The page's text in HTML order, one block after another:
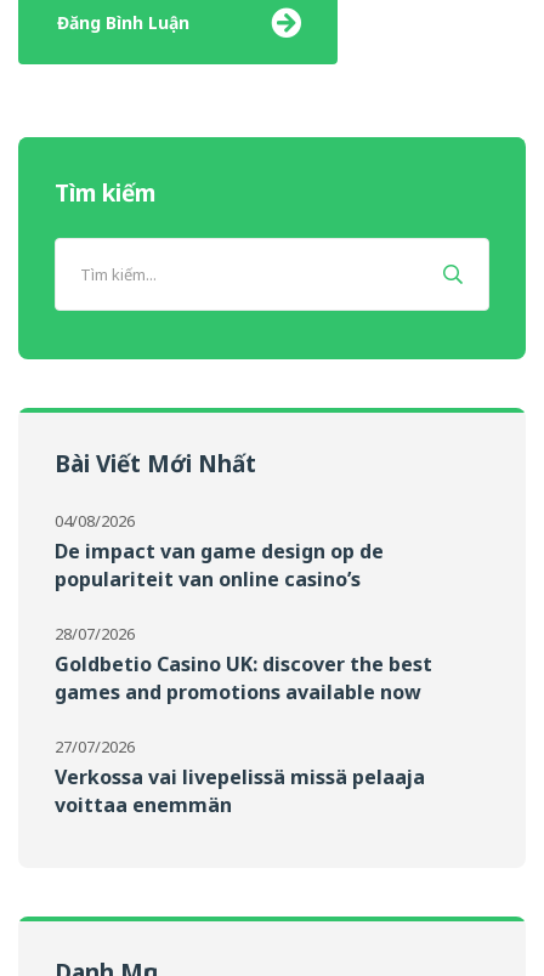
Tìm kiếm
Bài Viết Mới Nhất
04/08/2026
De impact van game design op de
populariteit van online casino’s
28/07/2026
Goldbetio Casino UK: discover the best
games and promotions available now
27/07/2026
Verkossa vai livepelissä missä pelaaja
voittaa enemmän